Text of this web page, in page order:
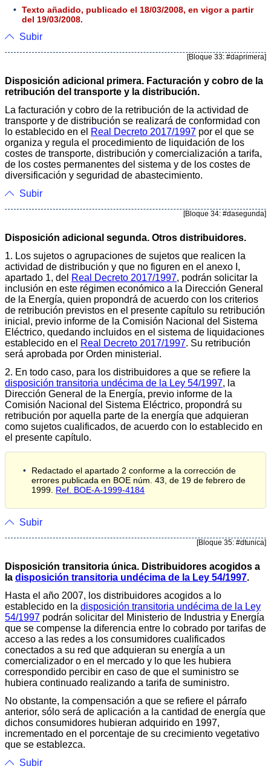
Texto añadido, publicado el 18/03/2008, en vigor a partir
del 19/03/2008.
Subir
[Bloque 33: #daprimera]
Disposición adicional primera. Facturación y cobro de la
retribución del transporte y la distribución.
La facturación y cobro de la retribución de la actividad de
transporte y de distribución se realizará de conformidad con
lo establecido en el Real Decreto 2017/1997 por el que se
organiza y regula el procedimiento de liquidación de los
costes de transporte, distribución y comercialización a tarifa,
de los costes permanentes del sistema y de los costes de
diversificación y seguridad de abastecimiento.
Subir
[Bloque 34: #dasegunda]
Disposición adicional segunda. Otros distribuidores.
1. Los sujetos o agrupaciones de sujetos que realicen la
actividad de distribución y que no figuren en el anexo I,
apartado 1, del Real Decreto 2017/1997, podrán solicitar la
inclusión en este régimen económico a la Dirección General
de la Energía, quien propondrá de acuerdo con los criterios
de retribución previstos en el presente capítulo su retribución
inicial, previo informe de la Comisión Nacional del Sistema
Eléctrico, quedando incluidos en el sistema de liquidaciones
establecido en el Real Decreto 2017/1997. Su retribución
será aprobada por Orden ministerial.
2. En todo caso, para los distribuidores a que se refiere la
disposición transitoria undécima de la Ley 54/1997, la
Dirección General de la Energía, previo informe de la
Comisión Nacional del Sistema Eléctrico, propondrá su
retribución por aquella parte de la energía que adquieran
como sujetos cualificados, de acuerdo con lo establecido en
el presente capítulo.
Redactado el apartado 2 conforme a la corrección de
errores publicada en BOE núm. 43, de 19 de febrero de
1999. Ref. BOE-A-1999-4184
Subir
[Bloque 35: #dtunica]
Disposición transitoria única. Distribuidores acogidos a
la disposición transitoria undécima de la Ley 54/1997.
Hasta el año 2007, los distribuidores acogidos a lo
establecido en la disposición transitoria undécima de la Ley
54/1997 podrán solicitar del Ministerio de Industria y Energía
que se compense la diferencia entre lo cobrado por tarifas de
acceso a las redes a los consumidores cualificados
conectados a su red que adquieran su energía a un
comercializador o en el mercado y lo que les hubiera
correspondido percibir en caso de que el suministro se
hubiera continuado realizando a tarifa de suministro.
No obstante, la compensación a que se refiere el párrafo
anterior, sólo será de aplicación a la cantidad de energía que
dichos consumidores hubieran adquirido en 1997,
incrementado en el porcentaje de su crecimiento vegetativo
que se establezca.
Subir